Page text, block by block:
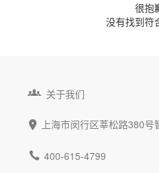
很抱
没有找到符
 关于我们
 上海市闵行区莘松路380
 400-615-4799